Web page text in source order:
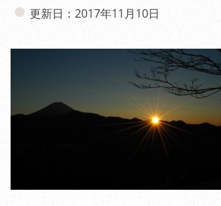
更新日：2017年11月10日